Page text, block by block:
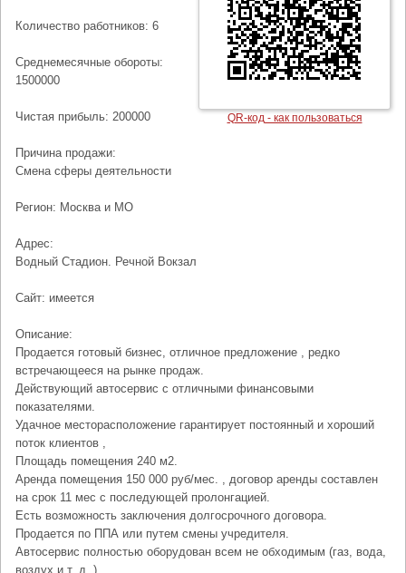
QR-код - как пользоваться
Количество работников: 6
Среднемесячные обороты:
1500000
Чистая прибыль: 200000
Причина продажи:
Смена сферы деятельности
Регион: Москва и МО
Адрес:
Водный Стадион. Речной Вокзал
Сайт: имеется
Описание:
Продается готовый бизнес, отличное предложение , редко
встречающееся на рынке продаж.
Действующий автосервис с отличными финансовыми
показателями.
Удачное месторасположение гарантирует постоянный и хороший
поток клиентов ,
Площадь помещения 240 м2.
Аренда помещения 150 000 руб/мес. , договор аренды составлен
на срок 11 мес с последующей пролонгацией.
Есть возможность заключения долгосрочного договора.
Продается по ППА или путем смены учредителя.
Автосервис полностью оборудован всем не обходимым (газ, вода,
воздух и т. д. ) .